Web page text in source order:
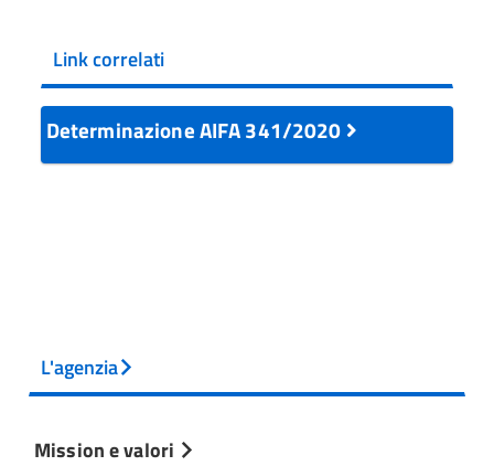
Link correlati
Determinazione AIFA 341/2020
L'agenzia
Mission e valori